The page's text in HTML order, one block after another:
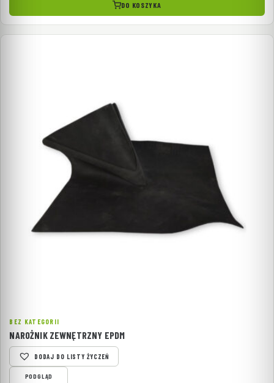
DO KOSZYKA
BEZ KATEGORII
NAROŻNIK ZEWNĘTRZNY EPDM
DODAJ DO LISTY ŻYCZEŃ
PODGLĄD